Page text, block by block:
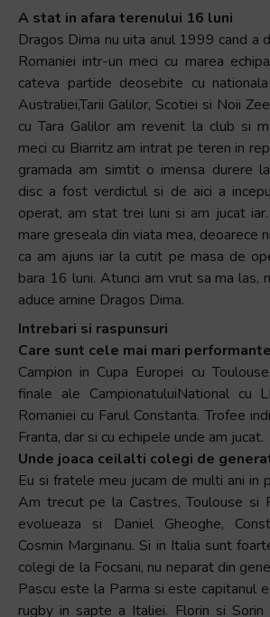
A stat in afara terenului 16 luni
Dragos Dima nu uita anul 1999 cand a
Romaniei intr-un meci cu marea
cateva partide deosebite cu
Australiei,Tarii Galilor, Scotiei si Noii
cu Tara Galilor am revenit la club si
meci cu Biarritz am intrat pe teren in
gramada am simtit o imensa durere
disc a fost verdictul si de aici a
operat, am stat trei luni si am jucat
mare greseala din viata mea, deoarece
ca am ajuns iar la cutit pe masa de
bara 16 luni. Atunci am vrut sa ma las,
aduce amine Dragos Dima.
Intrebari si raspunsuri
Care sunt cele mai mari
Campion in Cupa Europei cu
finale ale CampionatuluiNational cu
Romaniei cu Farul Constanta. Trofee
Franta, dar si cu echipele unde am jucat.
Unde joaca ceilalti colegi de
Eu si fratele meu jucam de multi ani in
Am trecut pe la Castres, Toulouse si
evolueaza si Daniel Gheoghe,
Cosmin Marginanu. Si in Italia sunt
colegi de la Focsani, nu neparat din
Pascu este la Parma si este capitanul
rugby in sapte a Italiei. Florin si Sorin